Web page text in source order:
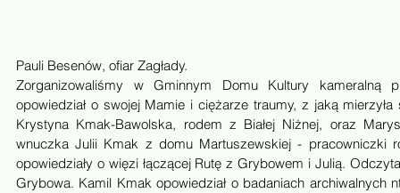
Pauli Besenów, ofiar Zagłady.
Zorganizowaliśmy w Gminnym Domu Kultury kameralną
opowiedział o swojej Mamie i ciężarze traumy, z jaką
Krystyna Kmak-Bawolska, rodem z Białej Niżnej, oraz
wnuczka Julii Kmak z domu Martuszewskiej - pracowniczki
opowiedziały o więzi łączącej Rutę z Grybowem i Julią.
Grybowa. Kamil Kmak opowiedział o badaniach archiwalnych